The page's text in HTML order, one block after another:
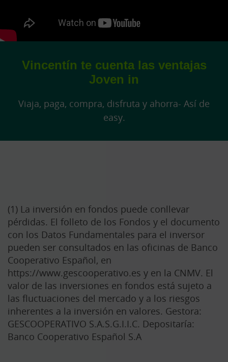
Vincentín te cuenta las ventajas
Joven in
Viaja, paga, compra, disfruta y ahorra- Así de
easy.
(1) La inversión en fondos puede conllevar
pérdidas. El folleto de los Fondos y el documento
con los Datos Fundamentales para el inversor
pueden ser consultados en las oficinas de Banco
Cooperativo Español, en
https://www.gescooperativo.es y en la CNMV. El
valor de las inversiones en fondos está sujeto a
las fluctuaciones del mercado y a los riesgos
inherentes a la inversión en valores. Gestora:
GESCOOPERATIVO S.A.S.G.I.I.C. Depositaría:
Banco Cooperativo Español S.A